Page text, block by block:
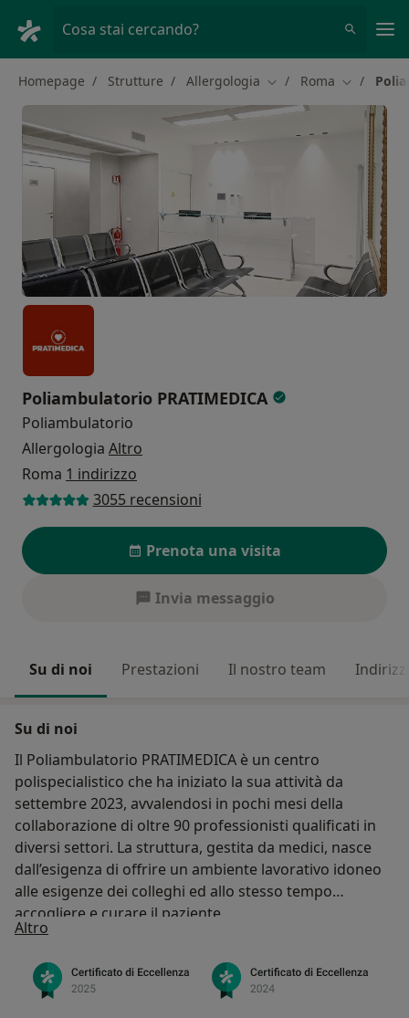
Cosa stai cercando?
Homepage Strutture Allergologia Cambia città
Roma Cambia
Poliambulatorio PRATIMEDICA
Poliambulatorio
Allergologia Altro
Roma 1 indirizzo
3055 recensioni
Prenota una visita
Invia messaggio
Su di noi Prestazioni Il nostro team Indirizzi
Su di noi
Il Poliambulatorio PRATIMEDICA è un centro
polispecialistico che ha iniziato la sua attività da
settembre 2023, avvalendosi in pochi mesi della
collaborazione di oltre 90 professionisti qualificati in
diversi settori. La struttura, gestita da medici, nasce
dall’esigenza di offrire un ambiente lavorativo idoneo
alle esigenze dei colleghi ed allo stesso tempo
accogliere e curare il paziente.
Altro